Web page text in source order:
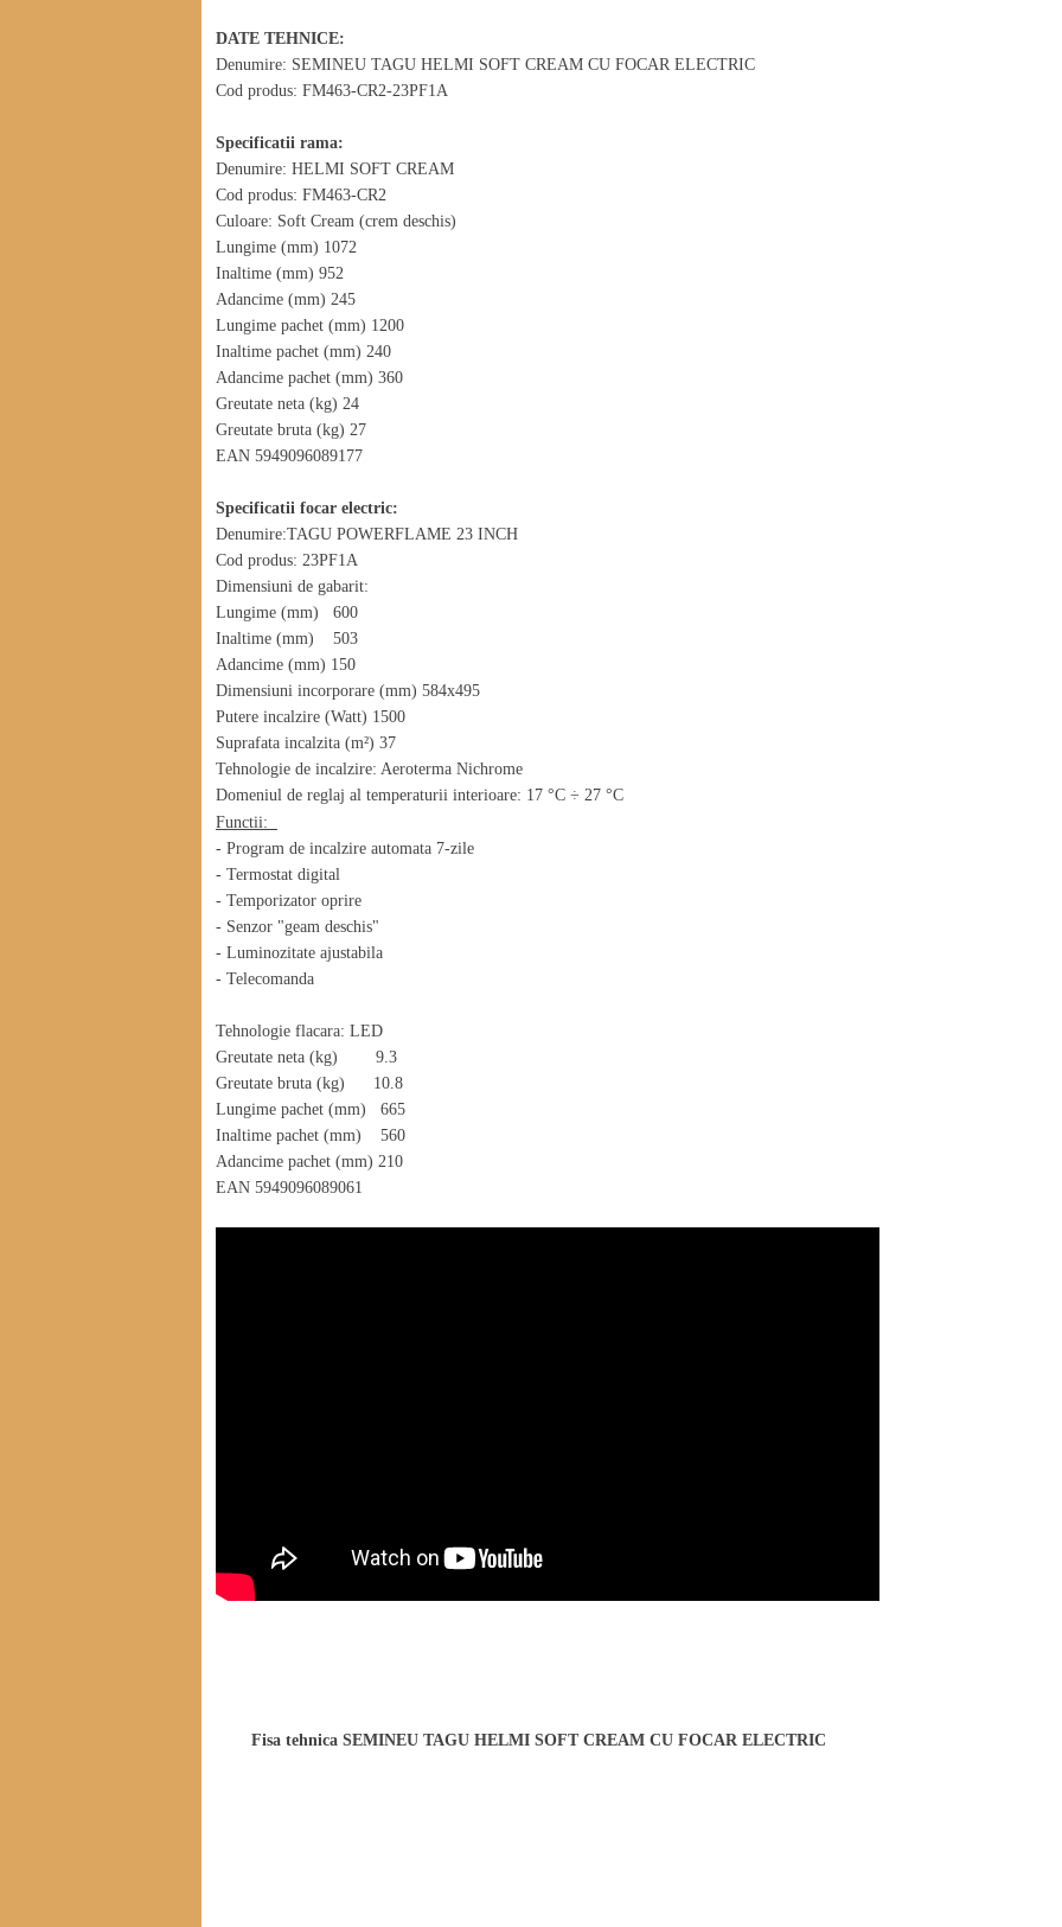
DATE TEHNICE:
Denumire: SEMINEU TAGU HELMI SOFT CREAM CU FOCAR ELECTRIC
Cod produs: FM463-CR2-23PF1A
Specificatii rama:
Denumire: HELMI SOFT CREAM
Cod produs: FM463-CR2
Culoare: Soft Cream (crem deschis)
Lungime (mm) 1072
Inaltime (mm) 952
Adancime (mm) 245
Lungime pachet (mm) 1200
Inaltime pachet (mm) 240
Adancime pachet (mm) 360
Greutate neta (kg) 24
Greutate bruta (kg) 27
EAN 5949096089177
Specificatii focar electric:
Denumire:TAGU POWERFLAME 23 INCH
Cod produs: 23PF1A
Dimensiuni de gabarit:
Lungime (mm) 600
Inaltime (mm) 503
Adancime (mm) 150
Dimensiuni incorporare (mm) 584x495
Putere incalzire (Watt) 1500
Suprafata incalzita (m²) 37
Tehnologie de incalzire: Aeroterma Nichrome
Domeniul de reglaj al temperaturii interioare: 17 °C ÷ 27 °C
Functii:
- Program de incalzire automata 7-zile
- Termostat digital
- Temporizator oprire
- Senzor "geam deschis"
- Luminozitate ajustabila
- Telecomanda
Tehnologie flacara: LED
Greutate neta (kg) 9.3
Greutate bruta (kg) 10.8
Lungime pachet (mm) 665
Inaltime pachet (mm) 560
Adancime pachet (mm) 210
EAN 5949096089061
Fisa tehnica SEMINEU TAGU HELMI SOFT CREAM CU FOCAR ELECTRIC